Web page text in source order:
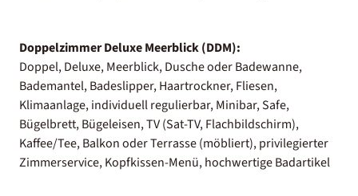
Doppelzimmer Deluxe Meerblick (DDM):
Doppel, Deluxe, Meerblick, Dusche oder Badewanne,
Bademantel, Badeslipper, Haartrockner, Fliesen,
Klimaanlage, individuell regulierbar, Minibar, Safe,
Bügelbrett, Bügeleisen, TV (Sat-TV, Flachbildschirm),
Kaffee/Tee, Balkon oder Terrasse (möbliert), privilegierter
Zimmerservice, Kopfkissen-Menü, hochwertige Badartikel